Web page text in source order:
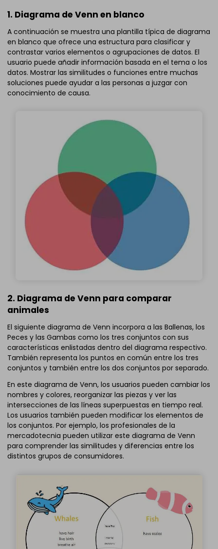
1. Diagrama de Venn en blanco
A continuación se muestra una plantilla típica de diagrama
en blanco que ofrece una estructura para clasificar y
contrastar varios elementos o agrupaciones de datos. El
usuario puede añadir información basada en el tema o los
datos. Mostrar las similitudes o funciones entre muchas
soluciones puede ayudar a las personas a juzgar con
conocimiento de causa.
2. Diagrama de Venn para comparar
animales
El siguiente diagrama de Venn incorpora a las Ballenas, los
Peces y las Gambas como los tres conjuntos con sus
características enlistadas dentro del diagrama respectivo.
También representa los puntos en común entre los tres
conjuntos y también entre los dos conjuntos por separado.
En este diagrama de Venn, los usuarios pueden cambiar los
nombres y colores, reorganizar las piezas y ver las
intersecciones de las líneas superpuestas en tiempo real.
Los usuarios también pueden modificar los elementos de
los conjuntos. Por ejemplo, los profesionales de la
mercadotecnia pueden utilizar este diagrama de Venn
para comprender las similitudes y diferencias entre los
distintos grupos de consumidores.